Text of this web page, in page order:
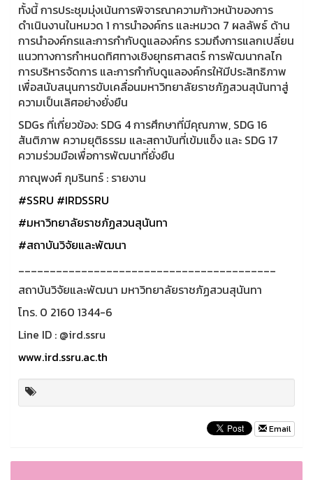
ทั้งนี้ การประชุมมุ่งเน้นการพิจารณาความก้าวหน้าของการ
ดำเนินงานในหมวด 1 การนำองค์กร และหมวด 7 ผลลัพธ์ ด้าน
การนำองค์กรและการกำกับดูแลองค์กร รวมถึงการแลกเปลี่ยน
แนวทางการกำหนดทิศทางเชิงยุทธศาสตร์ การพัฒนากลไก
การบริหารจัดการ และการกำกับดูแลองค์กรให้มีประสิทธิภาพ
เพื่อสนับสนุนการขับเคลื่อนมหาวิทยาลัยราชภัฏสวนสุนันทาสู่
ความเป็นเลิศอย่างยั่งยืน
SDGs ที่เกี่ยวข้อง: SDG 4 การศึกษาที่มีคุณภาพ, SDG 16
สันติภาพ ความยุติธรรม และสถาบันที่เข้มแข็ง และ SDG 17
ความร่วมมือเพื่อการพัฒนาที่ยั่งยืน
ภาณุพงศ์ ภุมรินทร์ : รายงาน
#SSRU #IRDSSRU
#มหาวิทยาลัยราชภัฏสวนสุนันทา
#สถาบันวิจัยและพัฒนา
_________________________________________
สถาบันวิจัยและพัฒนา มหาวิทยาลัยราชภัฏสวนสุนันทา
โทร. 0 2160 1344-6
Line ID : @ird.ssru
www.ird.ssru.ac.th
Email